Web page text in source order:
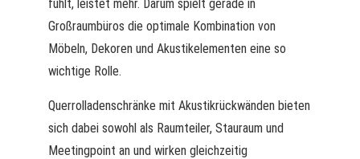
fühlt, leistet mehr. Darum spielt gerade in
Großraumbüros die optimale Kombination von
Möbeln, Dekoren und Akustikelementen eine so
wichtige Rolle.
Querrolladenschränke mit Akustikrückwänden bieten
sich dabei sowohl als Raumteiler, Stauraum und
Meetingpoint an und wirken gleichzeitig